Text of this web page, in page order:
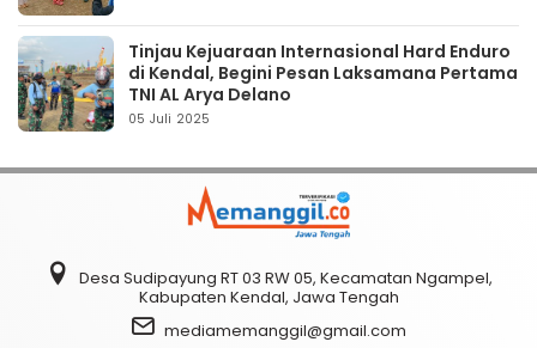
Tinjau Kejuaraan Internasional Hard Enduro
di Kendal, Begini Pesan Laksamana Pertama
TNI AL Arya Delano
05 Juli 2025
Desa Sudipayung RT 03 RW 05, Kecamatan Ngampel,
Kabupaten Kendal, Jawa Tengah
mediamemanggil@gmail.com